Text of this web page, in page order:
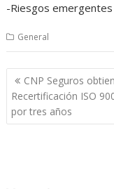
-Riesgos
General
Navegación
de
entradas
CNP Seguros
Recertificación ISO
por tres años